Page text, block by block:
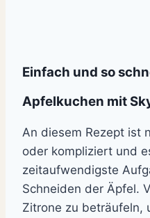
Einfach und so
Apfelkuchen mit
An diesem Rezept ist
oder kompliziert und
zeitaufwendigste
Schneiden der Äpfel.
Zitrone zu beträufeln,